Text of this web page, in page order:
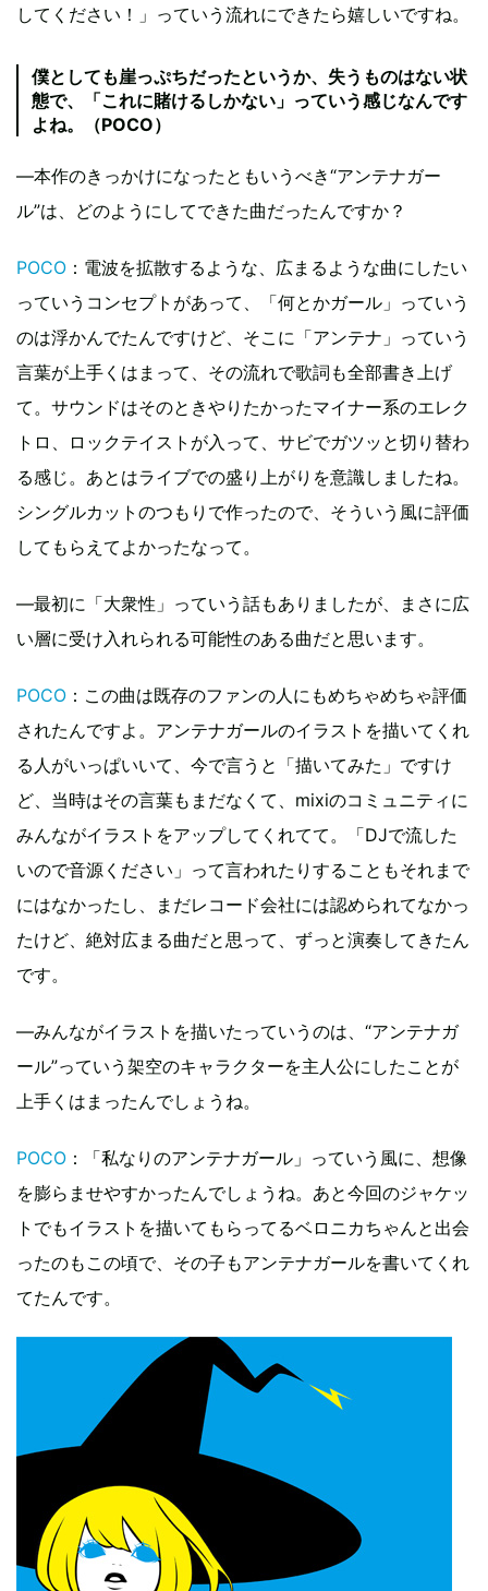
してください！」っていう流れにできたら嬉しいですね。
僕としても崖っぷちだったというか、失うものはない状
態で、「これに賭けるしかない」っていう感じなんです
よね。（POCO）
―本作のきっかけになったともいうべき“アンテナガー
ル”は、どのようにしてできた曲だったんですか？
POCO ：電波を拡散するような、広まるような曲にしたい
っていうコンセプトがあって、「何とかガール」っていう
のは浮かんでたんですけど、そこに「アンテナ」っていう
言葉が上手くはまって、その流れで歌詞も全部書き上げ
て。サウンドはそのときやりたかったマイナー系のエレク
トロ、ロックテイストが入って、サビでガツッと切り替わ
る感じ。あとはライブでの盛り上がりを意識しましたね。
シングルカットのつもりで作ったので、そういう風に評価
してもらえてよかったなって。
―最初に「大衆性」っていう話もありましたが、まさに広
い層に受け入れられる可能性のある曲だと思います。
POCO ：この曲は既存のファンの人にもめちゃめちゃ評価
されたんですよ。アンテナガールのイラストを描いてくれ
る人がいっぱいいて、今で言うと「描いてみた」ですけ
ど、当時はその言葉もまだなくて、mixiのコミュニティに
みんながイラストをアップしてくれてて。「DJで流した
いので音源ください」って言われたりすることもそれまで
にはなかったし、まだレコード会社には認められてなかっ
たけど、絶対広まる曲だと思って、ずっと演奏してきたん
です。
―みんながイラストを描いたっていうのは、“アンテナガ
ール”っていう架空のキャラクターを主人公にしたことが
上手くはまったんでしょうね。
POCO ：「私なりのアンテナガール」っていう風に、想像
を膨らませやすかったんでしょうね。あと今回のジャケッ
トでもイラストを描いてもらってるベロニカちゃんと出会
ったのもこの頃で、その子もアンテナガールを書いてくれ
てたんです。